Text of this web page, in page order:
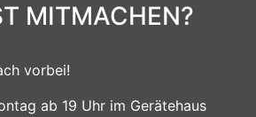
MITMACHEN?
vorbei!
ab 19 Uhr im Gerätehaus